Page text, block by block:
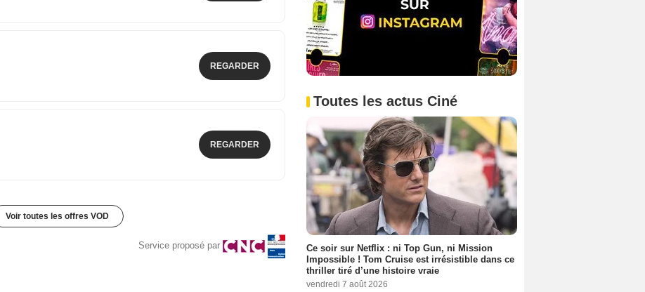
REGARDER
REGARDER
Voir toutes les offres VOD
Service proposé par
Toutes les actus Ciné
Ce soir sur Netflix : ni Top Gun, ni Mission
Impossible ! Tom Cruise est irrésistible dans ce
thriller tiré d’une histoire vraie
vendredi 7 août 2026